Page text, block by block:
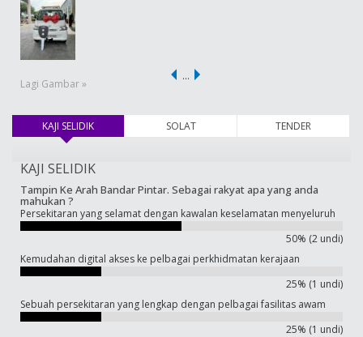
Lagi Gambar »
…
KAJI SELIDIK(tab aktif) SOLAT TENDER
KAJI SELIDIK
Tampin Ke Arah Bandar Pintar. Sebagai rakyat apa yang anda
mahukan ?
Persekitaran yang selamat dengan kawalan keselamatan menyeluruh
50% (2 undi)
Kemudahan digital akses ke pelbagai perkhidmatan kerajaan
25% (1 undi)
Sebuah persekitaran yang lengkap dengan pelbagai fasilitas awam
25% (1 undi)